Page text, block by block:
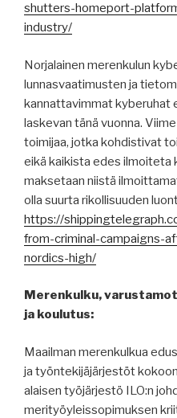
shutters-homeport-
industry/
Norjalainen merenkulun
lunnasvaatimusten ja
kannattavimmat kyberuhat
laskevan tänä vuonna.
toimijaa, jotka kohdistivat
eikä kaikista edes ilmoiteta
maksetaan niistä
olla suurta rikollisuuden
https://
from-criminal-campaigns-
nordics-high/
Merenkulku,
ja koulutus:
Maailman merenkulkua
ja työntekijäjärjestöt
alaisen työjärjestö ILO:n
merityöyleissopimuksen